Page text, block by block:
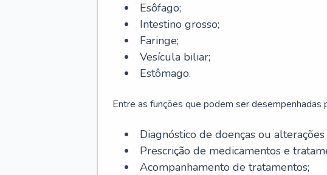
Esôfago;
Intestino grosso;
Faringe;
Vesícula biliar;
Estômago.
Entre as funções que podem ser
Diagnóstico de doenças ou
Prescrição de medicamentos e
Acompanhamento de tratamentos;